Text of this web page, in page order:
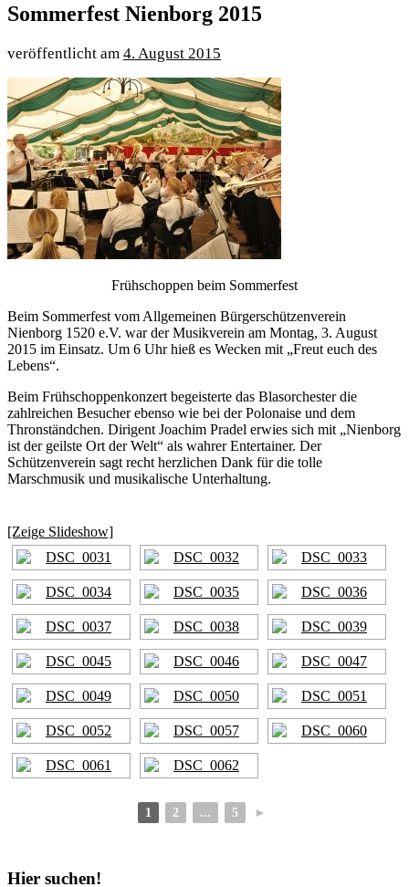
Sommerfest Nienborg 2015
4. August 2015
Frühschoppen beim Sommerfest
Beim Sommerfest vom Allgemeinen Bürgerschützenverein
Nienborg 1520 e.V. war der Musikverein am Montag, 3. August
2015 im Einsatz. Um 6 Uhr hieß es Wecken mit „Freut euch des
Lebens“.
Beim Frühschoppenkonzert begeisterte das Blasorchester die
zahlreichen Besucher ebenso wie bei der Polonaise und dem
Thronständchen. Dirigent Joachim Pradel erwies sich mit „Nienborg
ist der geilste Ort der Welt“ als wahrer Entertainer. Der
Schützenverein sagt recht herzlichen Dank für die tolle
Marschmusik und musikalische Unterhaltung.
[Zeige Slideshow]
1 2 ... 5 ►
Hier suchen!